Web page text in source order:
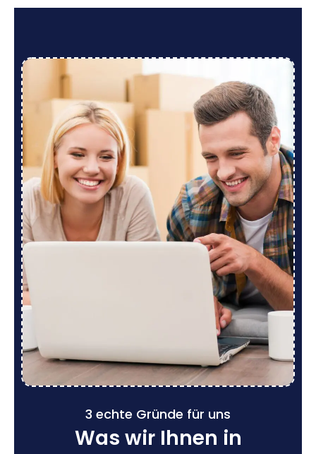
3 echte Gründe für uns
Was wir Ihnen in